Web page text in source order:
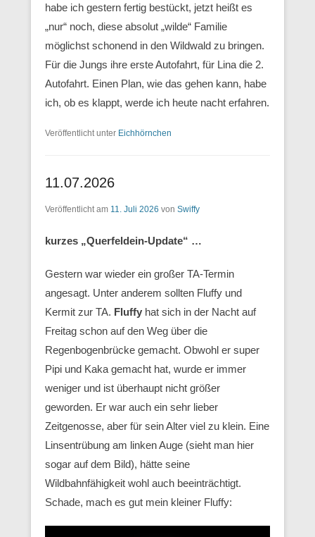
habe ich gestern fertig bestückt, jetzt heißt es
„nur“ noch, diese absolut „wilde“ Familie
möglichst schonend in den Wildwald zu bringen.
Für die Jungs ihre erste Autofahrt, für Lina die 2.
Autofahrt. Einen Plan, wie das gehen kann, habe
ich, ob es klappt, werde ich heute nacht erfahren.
Veröffentlicht unter Eichhörnchen
11.07.2026
Veröffentlicht am 11. Juli 2026 von Swiffy
kurzes „Querfeldein-Update“ …
Gestern war wieder ein großer TA-Termin
angesagt. Unter anderem sollten Fluffy und
Kermit zur TA. Fluffy hat sich in der Nacht auf
Freitag schon auf den Weg über die
Regenbogenbrücke gemacht. Obwohl er super
Pipi und Kaka gemacht hat, wurde er immer
weniger und ist überhaupt nicht größer
geworden. Er war auch ein sehr lieber
Zeitgenosse, aber für sein Alter viel zu klein. Eine
Linsentrübung am linken Auge (sieht man hier
sogar auf dem Bild), hätte seine
Wildbahnfähigkeit wohl auch beeinträchtigt.
Schade, mach es gut mein kleiner Fluffy: